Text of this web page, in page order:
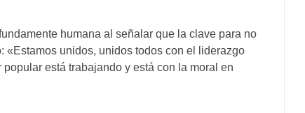
humana al señalar que la clave para no
«Estamos unidos, unidos todos con el liderazgo
está trabajando y está con la moral en